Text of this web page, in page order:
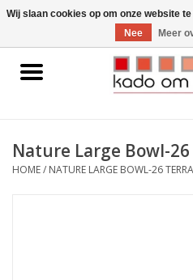
Home
Gadgets
Nature Large Bowl-
HOME/ NATURE LARGE BOWL-26 TERRA
Wij slaan cookies op om onze website
Nee
Meer